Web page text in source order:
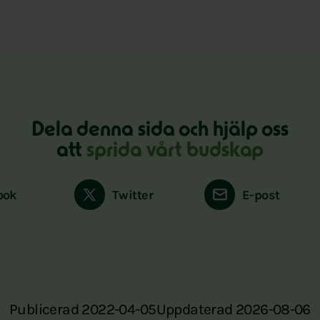
Dela denna sida och hjälp oss
att sprida vårt budskap
Twitter E-post
Publicerad 2022-04-05Uppdaterad 2026-08-06